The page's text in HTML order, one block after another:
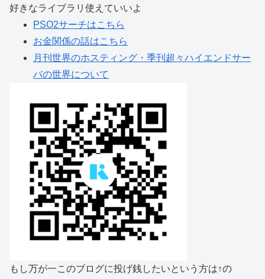
好きなライブラリ使えていいよ
PSO2サーチはこちら
お金関係の話はこちら
月刊世界のホスティング・季刊超々ハイエンドサー
バの世界について
もし万が一このブログに投げ銭したいという方は↑の